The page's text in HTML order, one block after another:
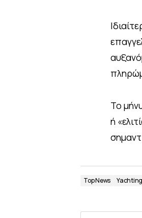
Το
ή
Top News Yachting